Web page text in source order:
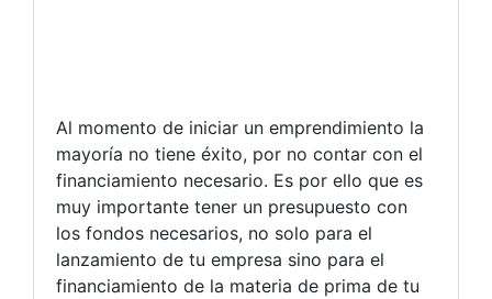
Al momento de iniciar un emprendimiento la
mayoría no tiene éxito, por no contar con el
financiamiento necesario. Es por ello que es
muy importante tener un presupuesto con
los fondos necesarios, no solo para el
lanzamiento de tu empresa sino para el
financiamiento de la materia de prima de tu